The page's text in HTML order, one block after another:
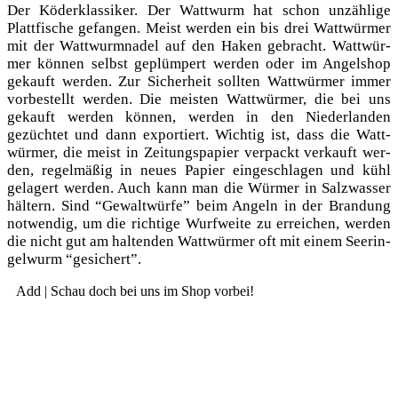
Der Köder­klas­si­ker. Der Watt­wurm hat schon unzäh­li­ge
Platt­fi­sche gefan­gen. Meist wer­den ein bis drei Watt­wür­mer
mit der Watt­wurm­na­del auf den Haken gebracht. Watt­wür­
mer kön­nen selbst geplüm­pert wer­den oder im Angel­shop
gekauft wer­den. Zur Sicher­heit soll­ten Watt­wür­mer immer
vor­be­stellt wer­den. Die meis­ten Watt­wür­mer, die bei uns
gekauft wer­den kön­nen, wer­den in den Nie­der­lan­den
gezüch­tet und dann expor­tiert. Wich­tig ist, dass die Watt­
wür­mer, die meist in Zei­tungs­pa­pier ver­packt ver­kauft wer­
den, regel­mä­ßig in neu­es Papier ein­ge­schla­gen und kühl
gela­gert wer­den. Auch kann man die Wür­mer in Salz­was­ser
häl­tern. Sind “Gewalt­wür­fe” beim Angeln in der Bran­dung
not­wen­dig, um die rich­ti­ge Wurf­wei­te zu errei­chen, wer­den
die nicht gut am hal­ten­den Watt­wür­mer oft mit einem See­rin­
gel­wurm “gesi­chert”.
Add | Schau doch bei uns im Shop vorbei!